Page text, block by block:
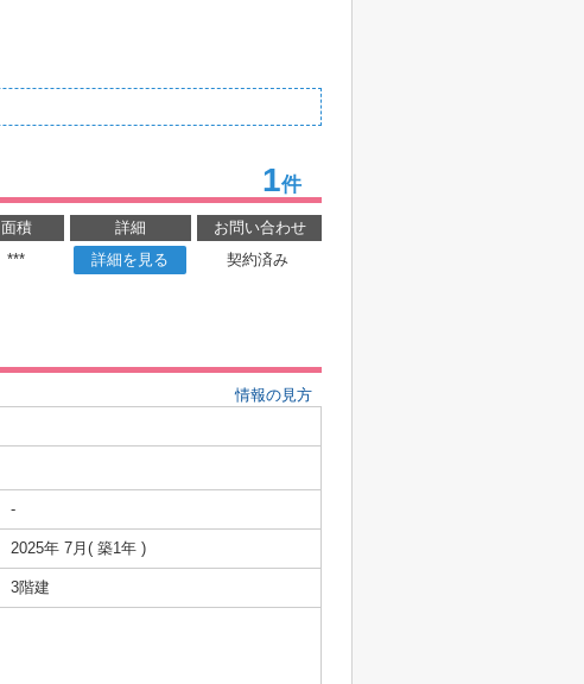
1件
面積 詳細
お問い合わせ
*** 詳細を見る
契約済み
情報の見方
-
2025年 7月( 築1年 )
3階建